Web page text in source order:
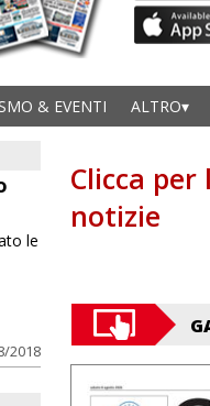
& EVENTI ALTRO
2018
le
Clicca
notizie